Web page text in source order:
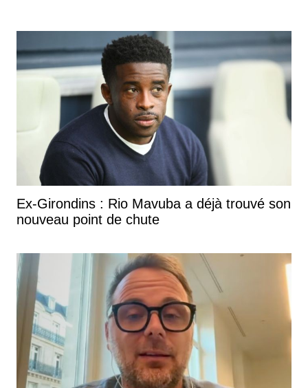
Ex-Girondins : Rio Mavuba a déjà trouvé son
nouveau point de chute